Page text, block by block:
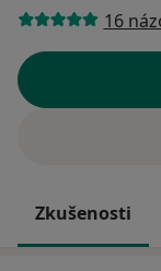
16
Zkušenosti